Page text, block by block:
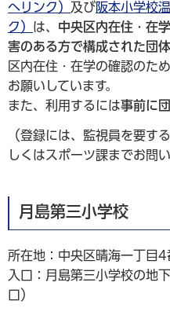
へリンク） 及び阪本小学校
ク） は、 中央区内在住・在
害のある方で構成された団
区内在住・在学の確認のた
お願いしています。
また、利用するには事前に
（登録には、監視員を要す
しくはスポーツ課までお問
月島第三小学校
所在地：中央区晴海一丁目
入口：月島第三小学校の地
口）